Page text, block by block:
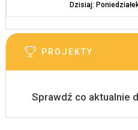
Dzisiaj:
PROJEKTY
Sprawdź co aktualnie